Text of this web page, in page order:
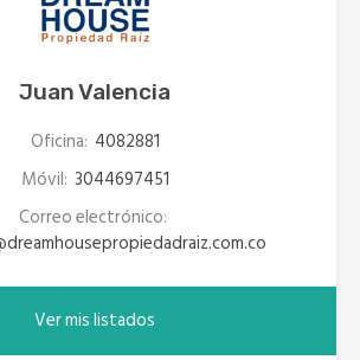
Juan Valencia
Oficina: 4082881
Móvil: 3044697451
Correo electrónico:
Ver mis listados